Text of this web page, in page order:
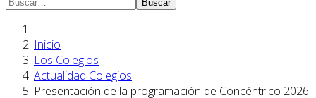
Buscar
Inicio
Los Colegios
Actualidad Colegios
Presentación de la programación de Concéntrico 2026